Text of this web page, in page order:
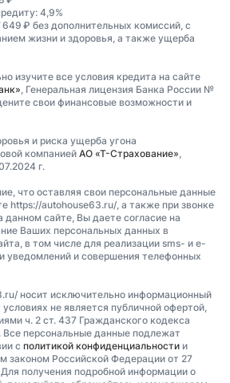
4,9%
₽ без дополнительных комиссий, с
жизни и здоровья, а также ущерба
изучите все условия кредита на сайте
, Генеральная лицензия Банка России №
свои финансовые возможности и
и риска ущерба угона
компаниейАО «Т-Страхование»
г.
что оставляя свои персональные данные
https://autohouse63.ru/, а также при звонке
данном сайте, Вы даете согласие на
Ваших персональных данных в
в том числе для реализации sms- и e-
уведомлений и совершения телефонных
носит исключительно информационный
не является публичной офертой,
ч. 2 ст. 437 Гражданского кодекса
персональные данные подлежат
с политикой конфиденциальности и
Российской Федерации от 27
получения подробной информации о